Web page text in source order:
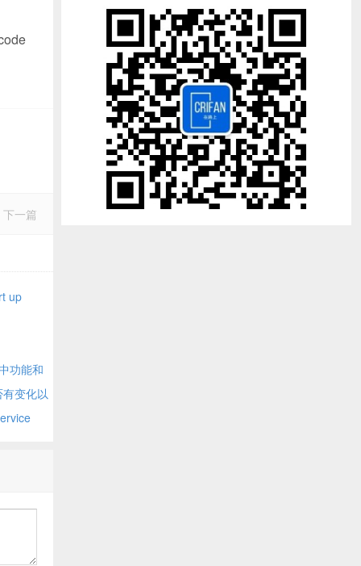
下一篇
up
功能和
变化以